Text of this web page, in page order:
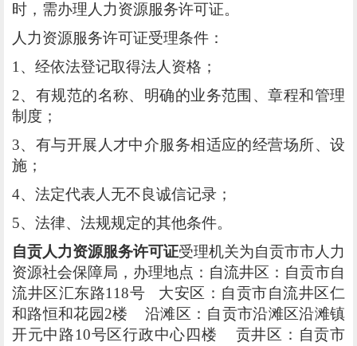
时，需办理人力资源服务许可证。
人力资源服务许可证受理条件：
1、经依法登记取得法人资格；
2、有规范的名称、明确的业务范围、章程和管理
制度；
3、有与开展人才中介服务相适应的经营场所、设
施；
4、法定代表人无不良诚信记录；
5、法律、法规规定的其他条件。
自贡人力资源服务许可证受理机关为自贡市市人力
资源社会保障局，办理地点：自流井区：自贡市自
流井区汇东路118号 大安区：自贡市自流井区仁
和路恒和花园2楼 沿滩区：自贡市沿滩区沿滩镇
开元中路10号区行政中心四楼 贡井区：自贡市